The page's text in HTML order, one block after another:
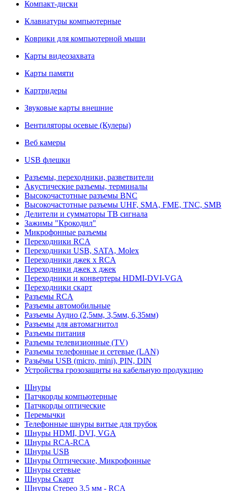
Компакт-диски
Клавиатуры компьютерные
Коврики для компьютерной мыши
Карты видеозахвата
Карты памяти
Картридеры
Звуковые карты внешние
Вентиляторы осевые (Кулеры)
Веб камеры
USB флешки
Разъемы, переходники, разветвители
Акустические разъемы, терминалы
Высокочастотные разъемы BNC
Высокочастотные разъемы UHF, SMA, FME, TNC, SMB
Делители и сумматоры ТВ сигнала
Зажимы "Крокодил"
Микрофонные разъемы
Переходники RCA
Переходники USB, SATA, Molex
Переходники джек х RCA
Переходники джек х джек
Переходники и конвертеры HDMI-DVI-VGA
Переходники скарт
Разъемы RCA
Разъемы автомобильные
Разъемы Аудио (2,5мм, 3,5мм, 6,35мм)
Разъемы для автомагнитол
Разъемы питания
Разъемы телевизионные (TV)
Разъемы телефонные и сетевые (LAN)
Разьёмы USB (micro, mini), PIN, DIN
Устройства грозозащиты на кабельную продукцию
Шнуры
Патчкорды компьютерные
Патчкорды оптические
Перемычки
Телефонные шнуры витые для трубок
Шнуры HDMI, DVI, VGA
Шнуры RCA-RCA
Шнуры USB
Шнуры Оптические, Микрофонные
Шнуры сетевые
Шнуры Скарт
Шнуры Стерео 3,5 мм - RCA